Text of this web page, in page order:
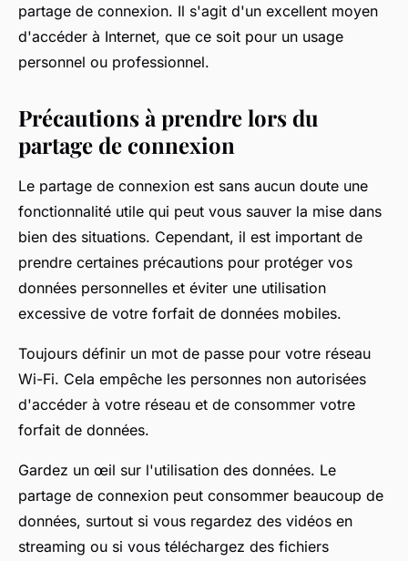
partage de connexion. Il s'agit d'un excellent moyen
d'accéder à Internet, que ce soit pour un usage
personnel ou professionnel.
Précautions à prendre lors du
partage de connexion
Le partage de connexion est sans aucun doute une
fonctionnalité utile qui peut vous sauver la mise dans
bien des situations. Cependant, il est important de
prendre certaines précautions pour protéger vos
données personnelles et éviter une utilisation
excessive de votre forfait de données mobiles.
Toujours définir un mot de passe pour votre réseau
Wi-Fi. Cela empêche les personnes non autorisées
d'accéder à votre réseau et de consommer votre
forfait de données.
Gardez un œil sur l'utilisation des données. Le
partage de connexion peut consommer beaucoup de
données, surtout si vous regardez des vidéos en
streaming ou si vous téléchargez des fichiers